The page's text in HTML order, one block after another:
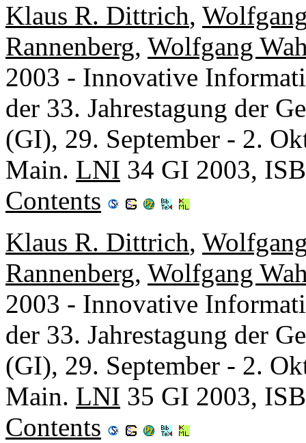
Klaus R. Dittrich,
Rannenberg, Wolfgang
2003 - Innovative
der 33. Jahrestagung der
(GI), 29. September - 2.
Main. LNI 34 GI 2003,
Contents
Klaus R. Dittrich,
Rannenberg, Wolfgang
2003 - Innovative
der 33. Jahrestagung der
(GI), 29. September - 2.
Main. LNI 35 GI 2003,
Contents